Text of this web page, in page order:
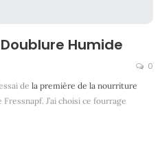
Humide
0
de la première de la nourriture
J’ai choisi ce fourrage